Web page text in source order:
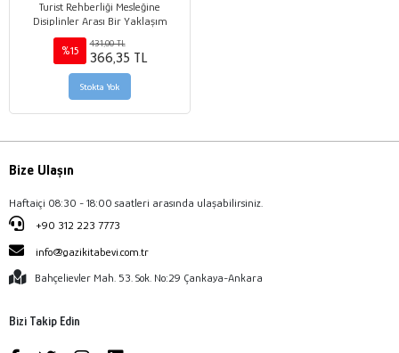
Turist Rehberliği Mesleğine
Disiplinler Arası Bir Yaklaşım
%15
431,00 TL
366,35 TL
Stokta Yok
Bize Ulaşın
Haftaiçi 08:30 - 18:00 saatleri arasında ulaşabilirsiniz.
+90 312 223 7773
info@gazikitabevi.com.tr
Bahçelievler Mah. 53. Sok. No:29 Çankaya-Ankara
Bizi Takip Edin